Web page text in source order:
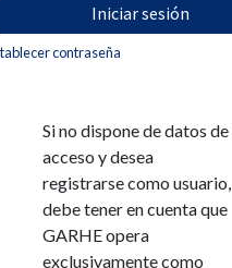
Iniciar sesión
contraseña
Si no dispone de datos de
acceso y desea
registrarse como usuario,
debe tener en cuenta que
GARHE opera
exclusivamente como